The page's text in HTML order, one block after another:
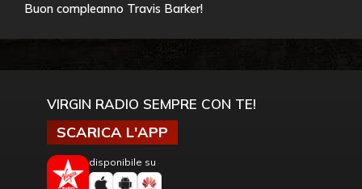
Buon compleanno Travis Barker!
VIRGIN RADIO SEMPRE CON TE!
SCARICA L'APP
disponibile su